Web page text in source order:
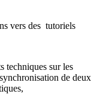
vers des tutoriels
techniques sur les
de deux